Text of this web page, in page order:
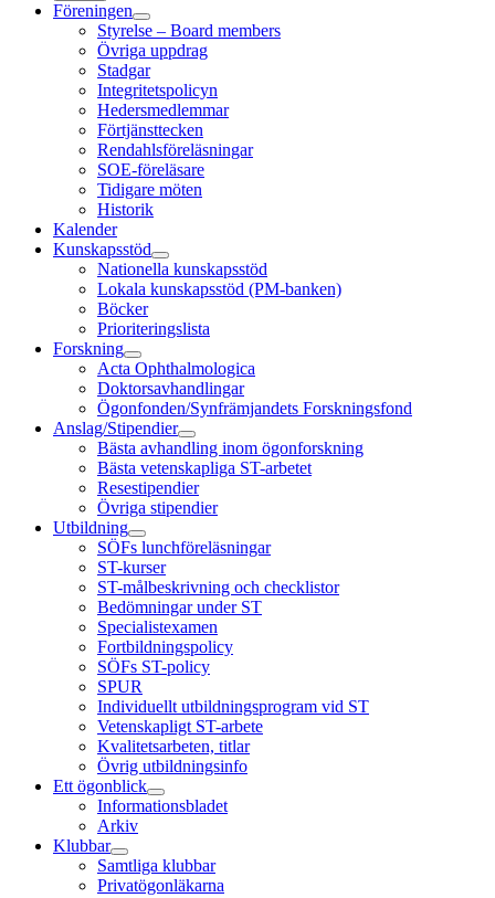
Föreningen
Styrelse – Board members
Övriga uppdrag
Stadgar
Integritetspolicyn
Hedersmedlemmar
Förtjänsttecken
Rendahlsföreläsningar
SOE-föreläsare
Tidigare möten
Historik
Kalender
Kunskapsstöd
Nationella kunskapsstöd
Lokala kunskapsstöd (PM-banken)
Böcker
Prioriteringslista
Forskning
Acta Ophthalmologica
Doktorsavhandlingar
Ögonfonden/Synfrämjandets Forskningsfond
Anslag/Stipendier
Bästa avhandling inom ögonforskning
Bästa vetenskapliga ST-arbetet
Resestipendier
Övriga stipendier
Utbildning
SÖFs lunchföreläsningar
ST-kurser
ST-målbeskrivning och checklistor
Bedömningar under ST
Specialistexamen
Fortbildningspolicy
SÖFs ST-policy
SPUR
Individuellt utbildningsprogram vid ST
Vetenskapligt ST-arbete
Kvalitetsarbeten, titlar
Övrig utbildningsinfo
Ett ögonblick
Informationsbladet
Arkiv
Klubbar
Samtliga klubbar
Privatögonläkarna